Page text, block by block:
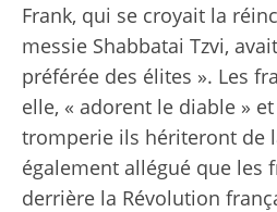
Frank, qui se croyait la
messie Shabbatai Tzvi,
préférée des élites ». Les
elle, « adorent le diable »
tromperie ils hériteront de
également allégué que les
derrière la Révolution